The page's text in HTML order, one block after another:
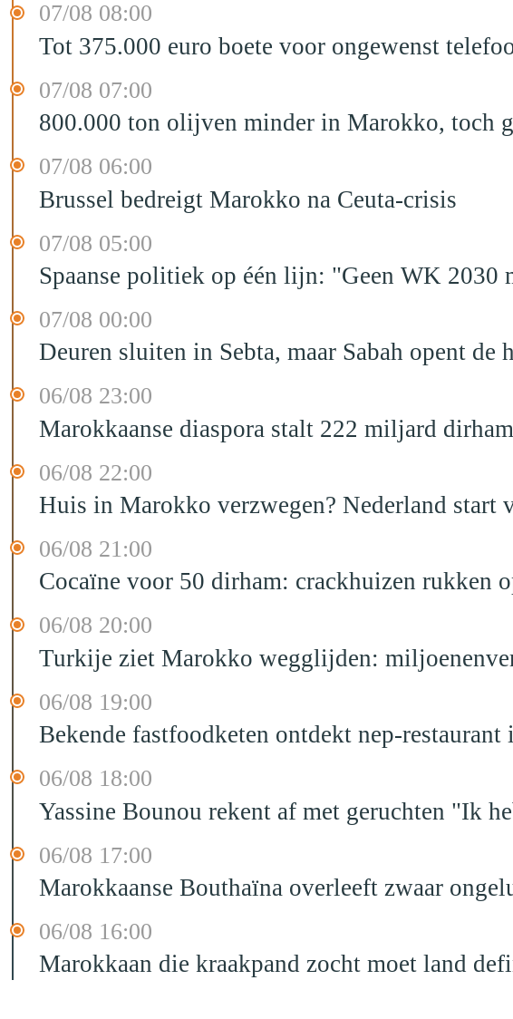
07/08 08:00
Tot 375.000 euro boete voor ongewenst
07/08 07:00
800.000 ton olijven minder in Marokko, toch
07/08 06:00
Brussel bedreigt Marokko na Ceuta-crisis
07/08 05:00
Spaanse politiek op één lijn: "Geen WK 2030
07/08 00:00
Deuren sluiten in Sebta, maar Sabah opent de
06/08 23:00
Marokkaanse diaspora stalt 222 miljard
06/08 22:00
Huis in Marokko verzwegen? Nederland start
06/08 21:00
Cocaïne voor 50 dirham: crackhuizen rukken
06/08 20:00
Turkije ziet Marokko wegglijden:
06/08 19:00
Bekende fastfoodketen ontdekt nep-
06/08 18:00
Yassine Bounou rekent af met geruchten "Ik
06/08 17:00
Marokkaanse Bouthaïna overleeft zwaar
06/08 16:00
Marokkaan die kraakpand zocht moet land